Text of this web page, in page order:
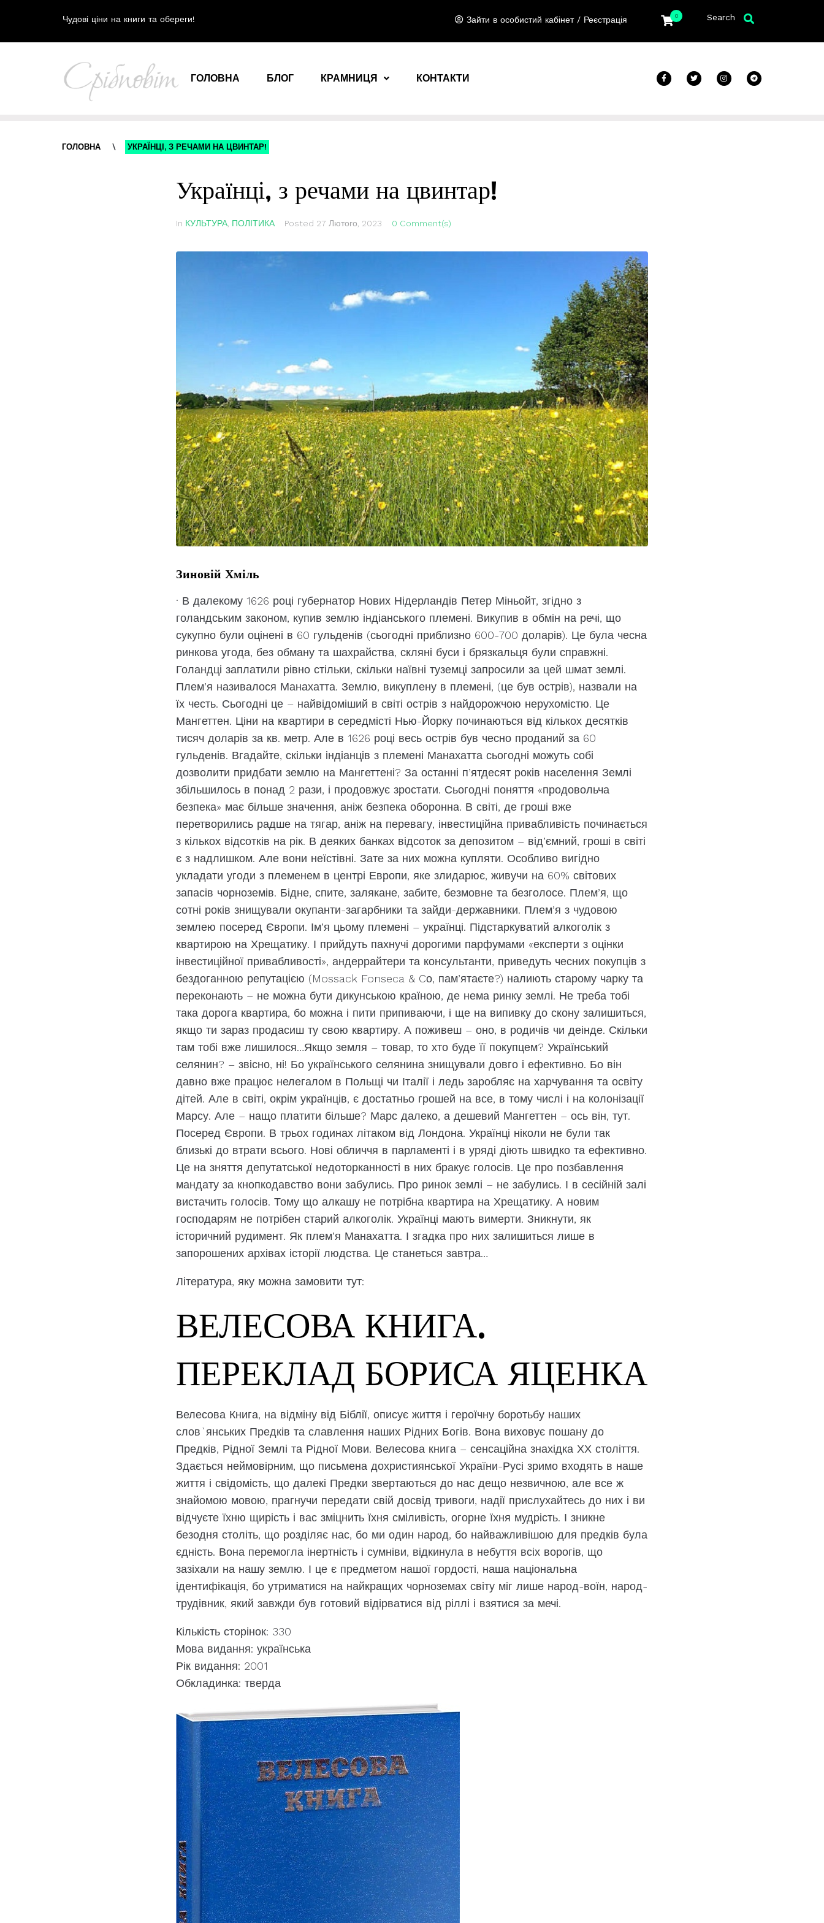
Чудові ціни на книги та обереги! Зайти в особистий кабінет / Реєстрація 0 Search
ГОЛОВНА БЛОГ КРАМНИЦЯ КОНТАКТИ
ГОЛОВНА \ УКРАЇНЦІ, З РЕЧАМИ НА ЦВИНТАР!
Українці, з речами на цвинтар!
In КУЛЬТУРА ПОЛІТИКА Posted 27 Лютого, 2023 0 Comment(s)
Зиновій Хміль
· В далекому 1626 році губернатор Нових Нідерландів Петер Міньойт, згідно з
голандським законом, купив землю індіанського племені. Викупив в обмін на речі, що
сукупно були оцінені в 60 гульденів (сьогодні приблизно 600-700 доларів). Це була чесна
ринкова угода, без обману та шахрайства, скляні буси і брязкальця були справжні.
Голандці заплатили рівно стільки, скільки наївні туземці запросили за цей шмат землі.
Плем’я називалося Манахатта. Землю, викуплену в племені, (це був острів), назвали на
їх честь. Сьогодні це – найвідоміший в світі острів з найдорожчою нерухомістю. Це
Мангеттен. Ціни на квартири в середмісті Нью-Йорку починаються від кількох десятків
тисяч доларів за кв. метр. Але в 1626 році весь острів був чесно проданий за 60
гульденів. Вгадайте, скільки індіанців з племені Манахатта сьогодні можуть собі
дозволити придбати землю на Мангеттені? За останні п’ятдесят років населення Землі
збільшилось в понад 2 рази, і продовжує зростати. Сьогодні поняття «продовольча
безпека» має більше значення, аніж безпека оборонна. В світі, де гроші вже
перетворились радше на тягар, аніж на перевагу, інвестиційна привабливість починається
з кількох відсотків на рік. В деяких банках відсоток за депозитом – від’ємний, гроші в світі
є з надлишком. Але вони неїстівні. Зате за них можна купляти. Особливо вигідно
укладати угоди з племенем в центрі Европи, яке злидарює, живучи на 60% світових
запасів чорноземів. Бідне, спите, залякане, забите, безмовне та безголосе. Плем’я, що
сотні років знищували окупанти-загарбники та зайди-державники. Плем’я з чудовою
землею посеред Європи. Ім’я цьому племені – українці. Підстаркуватий алкоголік з
квартирою на Хрещатику. І прийдуть пахнучі дорогими парфумами «експерти з оцінки
інвестиційної привабливості», андеррайтери та консультанти, приведуть чесних покупців з
бездоганною репутацією (Mossack Fonseca & Cо, пам’ятаєте?) налиють старому чарку та
переконають – не можна бути дикунською країною, де нема ринку землі. Не треба тобі
така дорога квартира, бо можна і пити припиваючи, і ще на випивку до скону залишиться,
якщо ти зараз продасиш ту свою квартиру. А поживеш – оно, в родичів чи деінде. Скільки
там тобі вже лишилося…Якщо земля – товар, то хто буде її покупцем? Український
селянин? – звісно, ні! Бо українського селянина знищували довго і ефективно. Бо він
давно вже працює нелегалом в Польщі чи Італії і ледь заробляє на харчування та освіту
дітей. Але в світі, окрім українців, є достатньо грошей на все, в тому числі і на колонізації
Марсу. Але – нащо платити більше? Марс далеко, а дешевий Мангеттен – ось він, тут.
Посеред Європи. В трьох годинах літаком від Лондона. Українці ніколи не були так
близькі до втрати всього. Нові обличчя в парламенті і в уряді діють швидко та ефективно.
Це на зняття депутатської недоторканності в них бракує голосів. Це про позбавлення
мандату за кнопкодавство вони забулись. Про ринок землі – не забулись. І в сесійній залі
вистачить голосів. Тому що алкашу не потрібна квартира на Хрещатику. А новим
господарям не потрібен старий алкоголік. Українці мають вимерти. Зникнути, як
історичний рудимент. Як плем’я Манахатта. І згадка про них залишиться лише в
запорошених архівах історії людства. Це станеться завтра…
Література, яку можна замовити тут:
ВЕЛЕСОВА КНИГА.
ПЕРЕКЛАД БОРИСА ЯЦЕНКА
Велесова Книга, на відміну від Біблії, описує життя і героїчну боротьбу наших
слов`янських Предків та славлення наших Рідних Богів. Вона виховує пошану до
Предків, Рідної Землі та Рідної Мови. Велесова книга – сенсаційна знахідка ХХ століття.
Здається неймовірним, що письмена дохристиянської України-Русі зримо входять в наше
життя і свідомість, що далекі Предки звертаються до нас дещо незвичною, але все ж
знайомою мовою, прагнучи передати свій досвід тривоги, надії прислухайтесь до них і ви
відчуєте їхню щирість і вас зміцнить їхня сміливість, огорне їхня мудрість. І зникне
безодня століть, що розділяє нас, бо ми один народ, бо найважливішою для предків була
єдність. Вона перемогла інертність і сумніви, відкинула в небуття всіх ворогів, що
зазіхали на нашу землю. І це є предметом нашої гордості, наша національна
ідентифікація, бо утриматися на найкращих чорноземах світу міг лише народ-воїн, народ-
трудівник, який завжди був готовий відірватися від ріллі і взятися за мечі.
Кількість сторінок: 330
Мова видання: українська
Рік видання: 2001
Обкладинка: тверда